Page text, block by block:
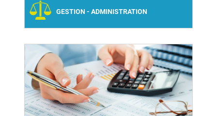
GESTION - ADMINISTRATION